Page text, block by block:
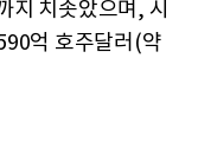
지 치솟았으며, 시
억 호주달러(약